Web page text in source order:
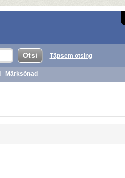
Täpsem otsing
Märksõnad